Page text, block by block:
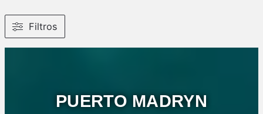
Filtros
PUERTO MADRYN